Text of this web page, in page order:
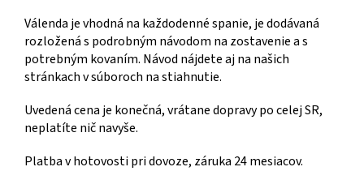
Válenda je vhodná na každodenné spanie, je dodávaná
rozložená s podrobným návodom na zostavenie a s
potrebným kovaním. Návod nájdete aj na našich
stránkach v súboroch na stiahnutie.
Uvedená cena je konečná, vrátane dopravy po celej SR,
neplatíte nič navyše.
Platba v hotovosti pri dovoze, záruka 24 mesiacov.